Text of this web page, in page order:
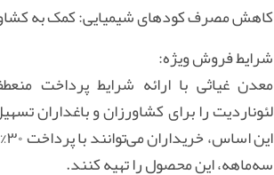
کاهش مصرف کودهای شیمیایی: کمک به
شرایط فروش ویژه:
معدن غیاثی با ارائه شرایط پرداخت
لئوناردیت را برای کشاورزان و باغداران
سه‌ماهه، این محصول را تهیه کنند.